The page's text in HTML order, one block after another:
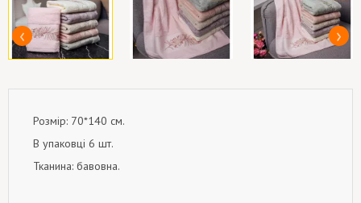
Розмір: 70*140 см.
В упаковці 6 шт.
Тканина: бавовна.